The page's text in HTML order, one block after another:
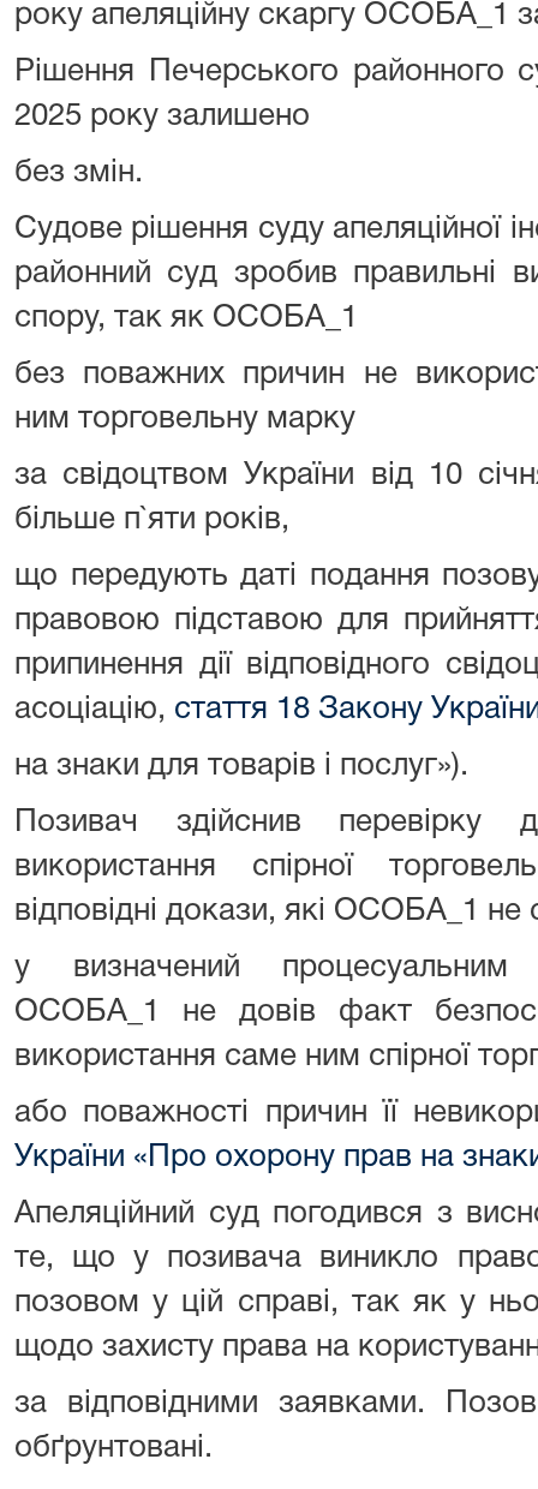
року апеляційну скаргу ОСОБА_1
Рішення Печерського районного
2025 року залишено
без змін.
Судове рішення суду апеляційної
районний суд зробив правильні
спору, так як ОСОБА_1
без поважних причин не
ним торговельну марку
за свідоцтвом України від 10
більше п`яти років,
що передують даті подання
правовою підставою для
припинення дії відповідного
асоціацію, стаття 18 Закону
на знаки для товарів і послуг»).
Позивач здійснив перевірку
використання спірної
відповідні докази, які ОСОБА_1 не
у визначений процесуальним
ОСОБА_1 не довів факт
використання саме ним спірної
або поважності причин її
України «Про охорону прав на
Апеляційний суд погодився з
те, що у позивача виникло
позовом у цій справі, так як у
щодо захисту права на
за відповідними заявками.
обґрунтовані.